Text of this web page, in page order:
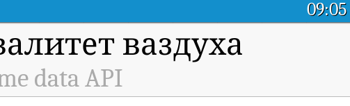
09:05
ваздуха
data API